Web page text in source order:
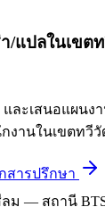
/แปลในเขต
ละเสนอแผนง
งานในเขตทวี
สารปรึกษา
ม — สถานี